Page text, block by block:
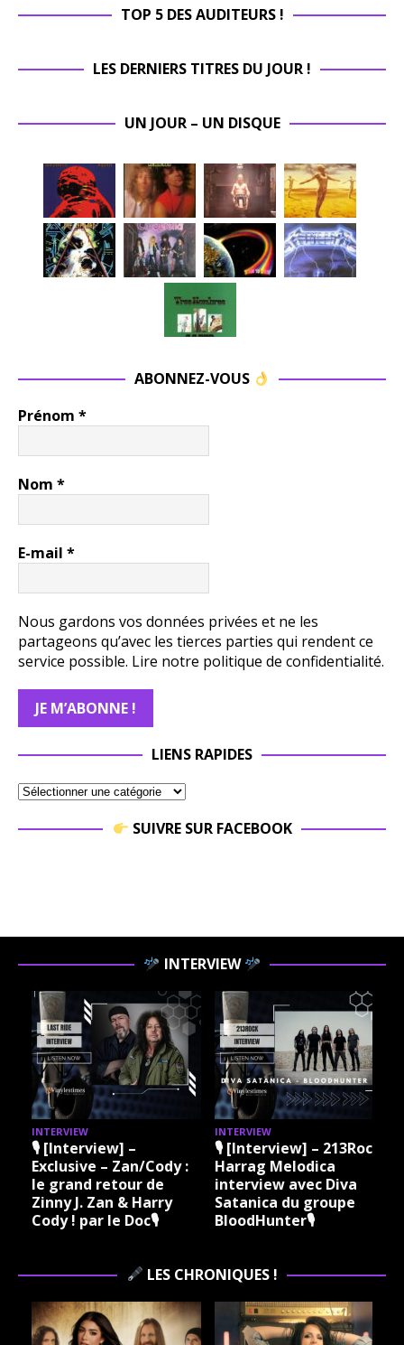
TOP 5 DES AUDITEURS !
LES DERNIERS TITRES DU JOUR !
UN JOUR – UN DISQUE
ABONNEZ-VOUS
Prénom *
Nom *
E-mail *
Nous gardons vos données privées et ne les
partageons qu’avec les tierces parties qui rendent ce
service possible. Lire notre politique de confidentialité.
LIENS RAPIDES
SUIVRE SUR FACEBOOK
INTERVIEW
INTERVIEW
🎙 [Interview] –
Exclusive – Zan/Cody :
le grand retour de
Zinny J. Zan & Harry
Cody ! par le Doc🎙
INTERVIEW
🎙 [Interview] – 213Rock
Harrag Melodica
interview avec Diva
Satanica du groupe
BloodHunter🎙
LES CHRONIQUES !